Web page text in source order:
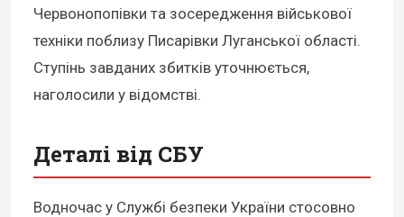
Червонопопівки та зосередження військової
техніки поблизу Писарівки Луганської області.
Ступінь завданих збитків уточнюється,
наголосили у відомстві.
Деталі від СБУ
Водночас у Службі безпеки України стосовно